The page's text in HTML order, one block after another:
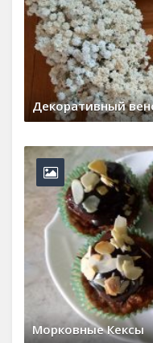
Декоративный
Морковные Кексы